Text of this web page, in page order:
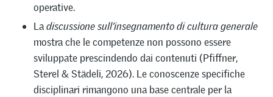
operative.
Ladiscussione sull’insegnamento di cultura generale
mostra che le competenze non possono essere
sviluppate prescindendo dai contenuti (Pfiffner,
Sterel & Städeli, 2026). Le conoscenze specifiche
disciplinari rimangono una base centrale per la